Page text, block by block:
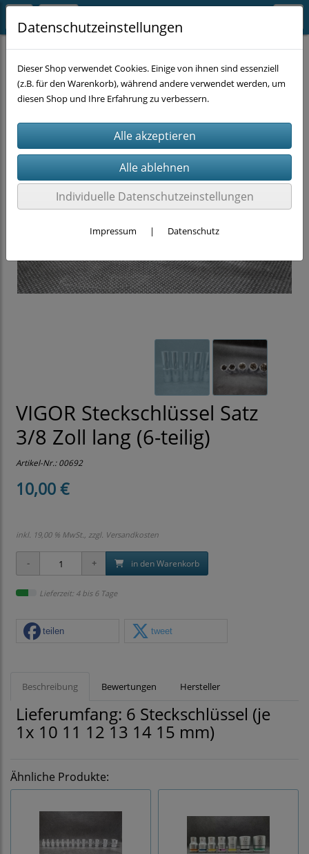
HANDWERKZEUG Schlüssel
VIGOR Steckschlüssel Satz
3/8 Zoll lang (6-teilig)
Artikel-Nr.:00692
10,00 €
inkl. 19,00 % MwSt., zzgl. Versandkosten
in den Warenkorb
Lieferzeit: 4 bis 6 Tage
teilen tweet
Beschreibung Bewertungen Hersteller
Lieferumfang: 6 Steckschlüssel (je
1x 10 11 12 13 14 15 mm)
Ähnliche Produkte:
Datenschutzeinstellungen
Dieser Shop verwendet Cookies. Einige von ihnen sind essenziell
(z.B. für den Warenkorb), während andere verwendet werden, um
diesen Shop und Ihre Erfahrung zu verbessern.
Individuelle Datenschutzeinstellungen
Impressum | Datenschutz